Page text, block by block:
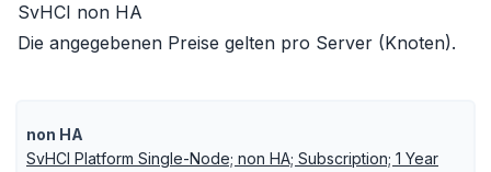
SvHCI non HA
Die angegebenen Preise gelten pro Server (Knoten).
non HA
SvHCI Platform Single-Node; non HA; Subscription; 1 Year